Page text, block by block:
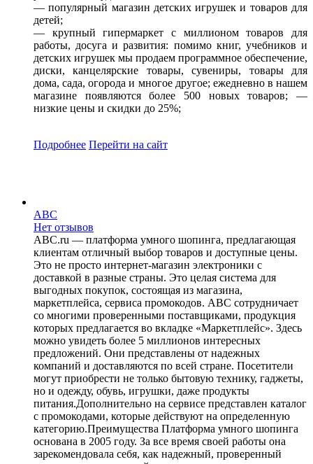
— популярный магазин детских игрушек и товаров для
детей;
— крупный гипермаркет с миллионом товаров для
работы, досуга и развития: помимо книг, учебников и
детских игрушек мы продаем программное обеспечение,
диски, канцелярские товары, сувениры, товары для
дома, сада, огорода и многое другое; ежедневно в нашем
магазине появляются более 500 новых товаров; —
низкие цены и скидки до 25%;
Подробнее Перейти на сайт
ABC
Нет отзывов
ABC.ru — платформа умного шопинга, предлагающая
клиентам отличный выбор товаров и доступные цены.
Это не просто интернет-магазин электроники с
доставкой в разные страны. Это целая система для
выгодных покупок, состоящая из магазина,
маркетплейса, сервиса промокодов. ABC сотрудничает
со многими проверенными поставщиками, продукция
которых предлагается во вкладке «Маркетплейс». Здесь
можно увидеть более 5 миллионов интересных
предложений. Они представлены от надежных
компаний и доставляются по всей стране. Посетители
могут приобрести не только бытовую технику, гаджеты,
но и одежду, обувь, игрушки, даже продукты
питания.Дополнительно на сервисе представлен каталог
с промокодами, которые действуют на определенную
категорию.Преимущества Платформа умного шопинга
основана в 2005 году. За все время своей работы она
зарекомендовала себя, как надежный, проверенный